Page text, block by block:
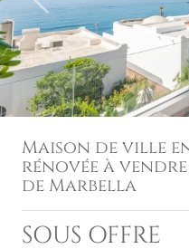
Maison de ville
rénovée à
de Marbella
SOUS OFFRE